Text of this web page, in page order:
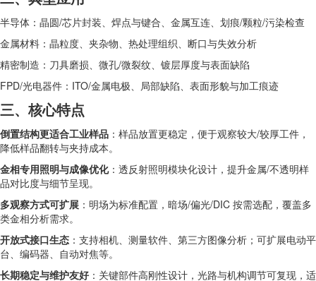
半导体：晶圆/芯片封装、焊点与键合、金属互连、划痕/颗粒/污染检查
金属材料：晶粒度、夹杂物、热处理组织、断口与失效分析
精密制造：刀具磨损、微孔/微裂纹、镀层厚度与表面缺陷
FPD/光电器件：ITO/金属电极、局部缺陷、表面形貌与加工痕迹
三、核心特点
倒置结构更适合工业样品 ：样品放置更稳定，便于观察较大/较厚工件，
降低样品翻转与夹持成本。
金相专用照明与成像优化：透反射照明模块化设计，提升金属/不透明样
品对比度与细节呈现。
多观察方式可扩展 ：明场为标准配置，暗场/偏光/DIC 按需选配，覆盖多
类金相分析需求。
开放式接口生态 ：支持相机、测量软件、第三方图像分析；可扩展电动平
台、编码器、自动对焦等。
长期稳定与维护友好 ：关键部件高刚性设计，光路与机构调节可复现，适